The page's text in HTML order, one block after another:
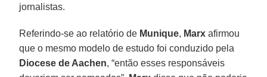
jornalistas.
Referindo-se ao relatório de Munique, Marx afirmou
que o mesmo modelo de estudo foi conduzido pela
Diocese de Aachen, “então esses responsáveis